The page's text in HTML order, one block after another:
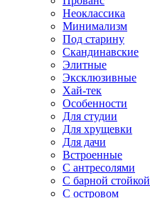
Неоклассика
Минимализм
Под старину
Скандинавские
Элитные
Эксклюзивные
Хай-тек
Особенности
Для студии
Для хрущевки
Для дачи
Встроенные
С антресолями
С барной стойкой
С островом